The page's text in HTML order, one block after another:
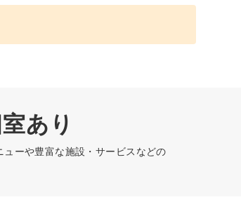
あり
ーや豊富な施設・サービスなどの